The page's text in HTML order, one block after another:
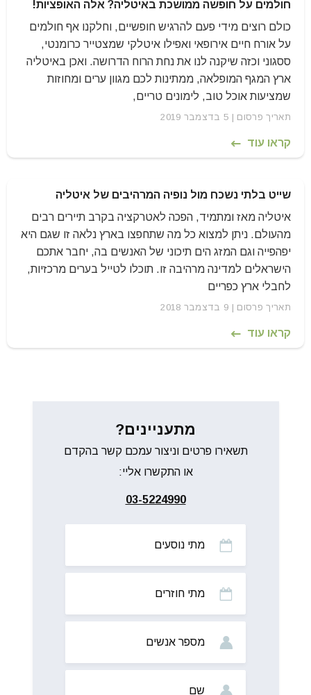
חולמים על חופשה ממושכת באיטליה? אלה האופציות!
כולם רוצים מידי פעם להרגיש חופשיים, וחלקנו אף חולמים
על אורח חיים אירופאי ואפילו איטלקי שמצטייר כרומנטי,
ססגוני וכזה שיקנה לנו את נחת הרוח הדרושה. ואכן באיטליה
ארץ המגף המופלאה, ממתינות לכם מגוון ערים ומחוזות
שמציעות אוכל טוב, לימונים טריים,
תאריך פרסום | 5 בדצמבר 2019
קראו עוד
שייט בלתי נשכח מול נופיה המרהיבים של איטליה
איטליה מאז ומתמיד, הפכה לאטרקציה בקרב תיירים רבים
מהעולם. ניתן למצוא כל מה שתחפצו בארץ נלאה זו שגם היא
יפהפייה וגם המזג הים תיכוני של האנשים בה, יחבר אתכם
הישראלים למדינה מרהיבה זו. תוכלו לטייל בערים מרכזיות,
לחבלי ארץ כפריים
תאריך פרסום | 9 בדצמבר 2018
קראו עוד
מתעניינים?
תשאירו פרטים וניצור עמכם קשר בהקדם
או התקשרו אליי:
03-5224990
נוסעים
חוזרים
אנשים